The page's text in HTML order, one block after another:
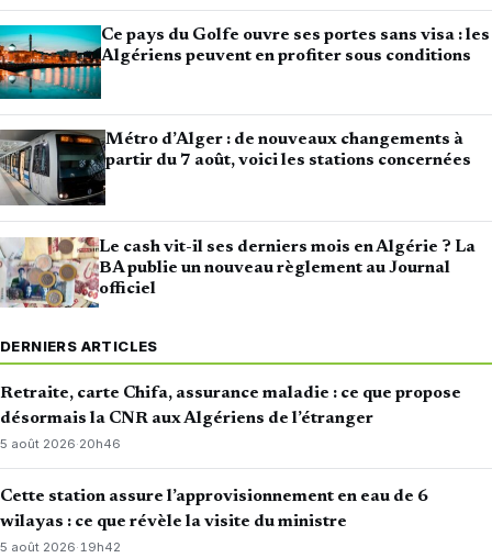
Ce pays du Golfe ouvre ses portes sans visa : les
Algériens peuvent en profiter sous conditions
Métro d’Alger : de nouveaux changements à
partir du 7 août, voici les stations concernées
Le cash vit-il ses derniers mois en Algérie ? La
BA publie un nouveau règlement au Journal
officiel
DERNIERS ARTICLES
Retraite, carte Chifa, assurance maladie : ce que propose
désormais la CNR aux Algériens de l’étranger
5 août 2026·20h46
Cette station assure l’approvisionnement en eau de 6
wilayas : ce que révèle la visite du ministre
5 août 2026·19h42